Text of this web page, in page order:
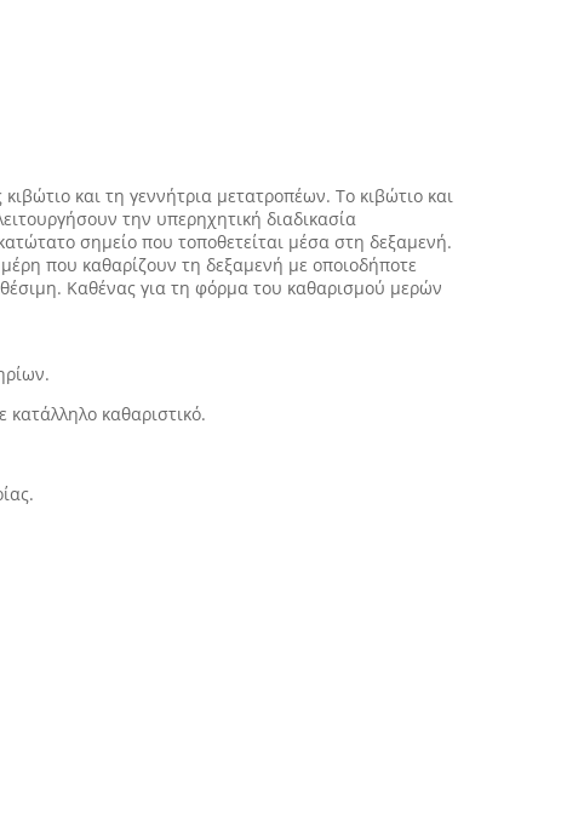
και τη γεννήτρια μετατροπέων. Το κιβώτιο και
την υπερηχητική διαδικασία
σημείο που τοποθετείται μέσα στη δεξαμενή.
που καθαρίζουν τη δεξαμενή με οποιοδήποτε
Καθένας για τη φόρμα του καθαρισμού μερών
καθαριστικό.